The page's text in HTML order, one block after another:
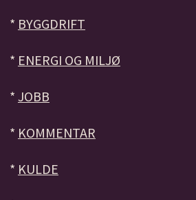
* BYGGDRIFT
* ENERGI OG MILJØ
* JOBB
* KOMMENTAR
* KULDE